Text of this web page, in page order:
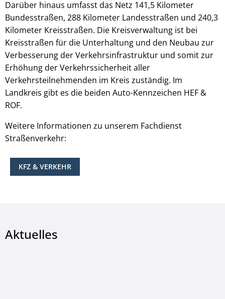
Darüber hinaus umfasst das Netz 141,5 Kilometer
Bundesstraßen, 288 Kilometer Landesstraßen und 240,3
Kilometer Kreisstraßen. Die Kreisverwaltung ist bei
Kreisstraßen für die Unterhaltung und den Neubau zur
Verbesserung der Verkehrsinfrastruktur und somit zur
Erhöhung der Verkehrssicherheit aller
Verkehrsteilnehmenden im Kreis zuständig. Im
Landkreis gibt es die beiden Auto-Kennzeichen HEF &
ROF.
Weitere Informationen zu unserem Fachdienst
Straßenverkehr:
KFZ & VERKEHR
Aktuelles